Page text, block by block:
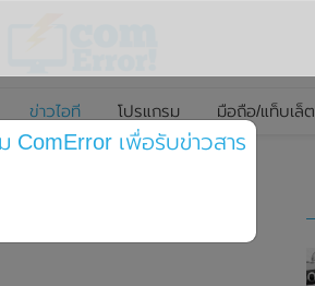
ข่าวไอที โปรแกรม มือถือ/แท็บเล็ต
เป็นได้ทั้งมือถือและแท็บเล็ต
งมือถือและแท็บเล็ต
ComError เพื่อรับข่าวสาร